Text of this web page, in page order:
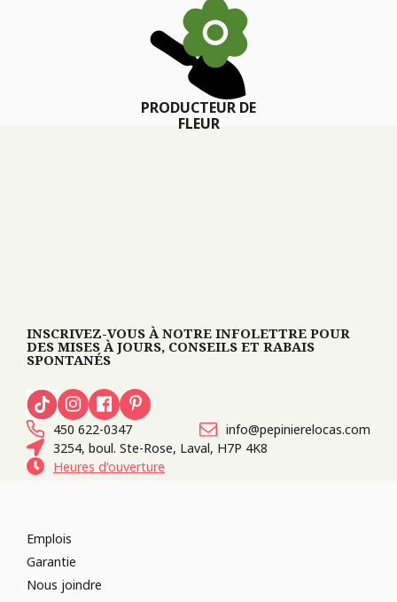
PRODUCTEUR DE
FLEUR
INSCRIVEZ-VOUS À NOTRE INFOLETTRE POUR
DES MISES À JOURS, CONSEILS ET RABAIS
SPONTANÉS
450 622-0347
info@pepinierelocas.com
3254, boul. Ste-Rose, Laval, H7P 4K8
Heures d'ouverture
Emplois
Garantie
Nous joindre